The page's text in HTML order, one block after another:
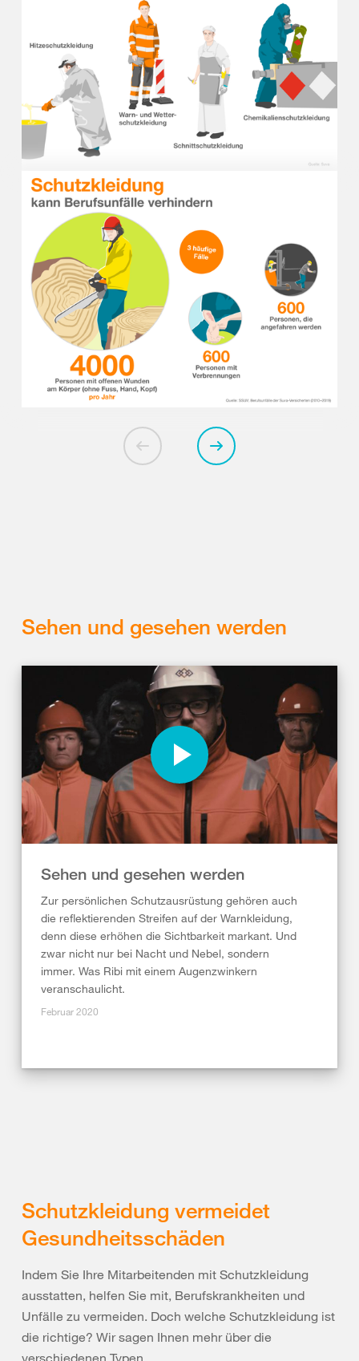
Sehen und gesehen werden
Sehen und gesehen werden
Zur persönlichen Schutzausrüstung gehören auch
die reflektierenden Streifen auf der Warnkleidung,
denn diese erhöhen die Sichtbarkeit markant. Und
zwar nicht nur bei Nacht und Nebel, sondern
immer. Was Ribi mit einem Augenzwinkern
veranschaulicht.
Februar 2020
Schutzkleidung vermeidet
Gesundheitsschäden
Indem Sie Ihre Mitarbeitenden mit Schutzkleidung
ausstatten, helfen Sie mit, Berufskrankheiten und
Unfälle zu vermeiden. Doch welche Schutzkleidung ist
die richtige? Wir sagen Ihnen mehr über die
verschiedenen Typen.